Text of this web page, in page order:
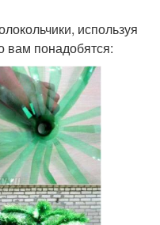
используя
вам понадобятся: